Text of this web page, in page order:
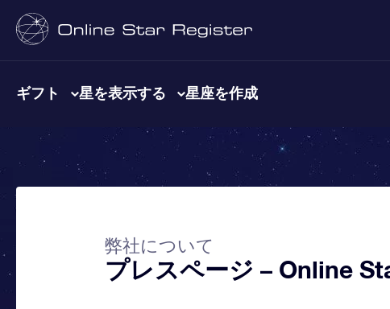
ギフト 星を表示する 星座を作成
弊社について
プレスページ – Online